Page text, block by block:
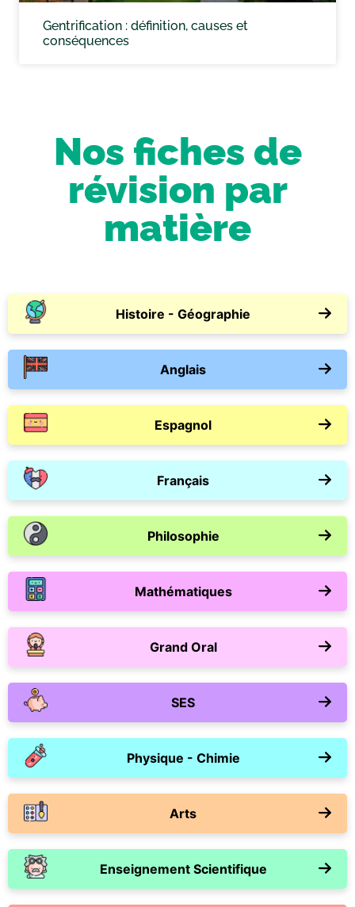
Gentrification : définition, causes et
conséquences
Nos fiches de
révision par
matière
Histoire - Géographie
Anglais
Espagnol
Français
Philosophie
Mathématiques
Grand Oral
SES
Physique - Chimie
Arts
Enseignement Scientifique